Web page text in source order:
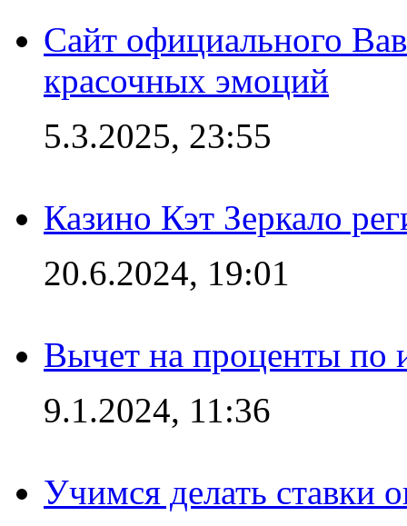
Сайт официального
красочных эмоций
5.3.2025, 23:55
Казино Кэт Зеркало
20.6.2024, 19:01
Вычет на проценты по
9.1.2024, 11:36
Учимся делать ставки